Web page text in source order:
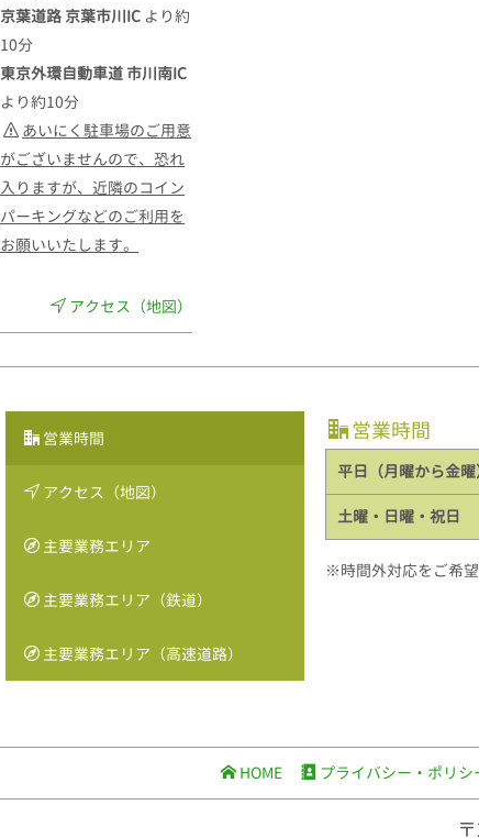
京葉道路 京葉市川IC より約
10分
東京外環自動車道 市川南IC
より約10分
あいにく駐車場のご用意
がございませんので、恐れ
入りますが、近隣のコイン
パーキングなどのご利用を
お願いいたします。
アクセス（地図）
営業時間
アクセス（地図）
主要業務エリア
主要業務エリア（鉄道）
主要業務エリア（高速道路）
営業時間
平日（月曜から金曜
土曜・日曜・祝日
※時間外対応をご希
HOME プライバシー・ポリシ